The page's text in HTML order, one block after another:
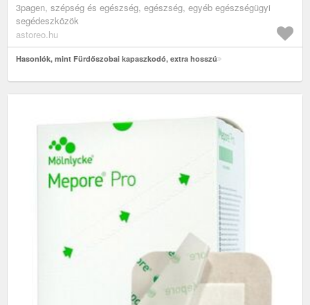
3pagen, szépség és egészség, egészség, egyéb egészségügyi
segédeszközök
astoreo.hu
Hasonlók, mint Fürdőszobai kapaszkodó, extra hosszú